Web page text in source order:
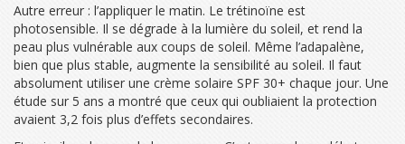
Autre erreur : l’appliquer le matin. Le trétinoïne est
photosensible. Il se dégrade à la lumière du soleil, et rend la
peau plus vulnérable aux coups de soleil. Même l’adapalène,
bien que plus stable, augmente la sensibilité au soleil. Il faut
absolument utiliser une crème solaire SPF 30+ chaque jour. Une
étude sur 5 ans a montré que ceux qui oubliaient la protection
avaient 3,2 fois plus d’effets secondaires.